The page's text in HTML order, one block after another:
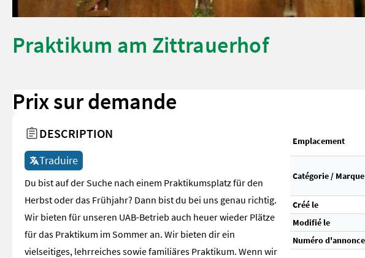
Praktikum am Zittrauerhof
Prix sur demande
DESCRIPTION
Traduire
Du bist auf der Suche nach einem Praktikumsplatz für den
Herbst oder das Frühjahr? Dann bist du bei uns genau richtig.
Wir bieten für unseren UAB-Betrieb auch heuer wieder Plätze
für das Praktikum im Sommer an. Wir bieten dir ein
vielseitiges, lehrreiches sowie familiäres Praktikum. Wenn wir
Emplacement
Catégorie / Marque
Créé le
Modifié le
Numéro d'annonce